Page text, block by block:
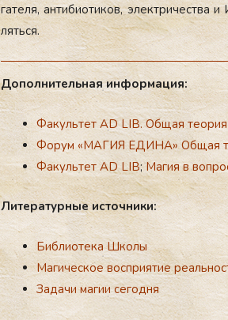
гате­ля, ан­ти­би­оти­ков,
лять­ся.
До­пол­ни­тель­ная ин­фор­ма­ция:
Факультет AD LIB. Общая
Форум «МАГИЯ ЕДИНА»Общая
Факультет AD LIB;Магия в
Ли­те­ра­тур­ные ис­точ­ни­ки:
Библиотека Школы
Магическое восприятие
Задачи магии сегодня